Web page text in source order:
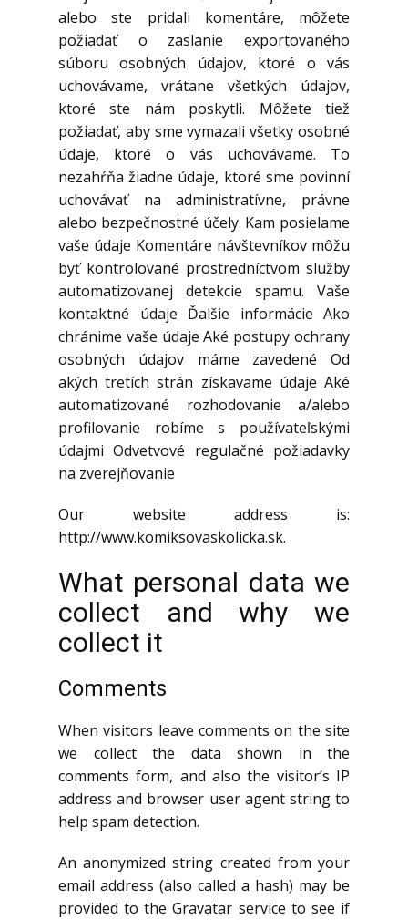
alebo ste pridali komentáre, môžete
požiadať o zaslanie exportovaného
súboru osobných údajov, ktoré o vás
uchovávame, vrátane všetkých údajov,
ktoré ste nám poskytli. Môžete tiež
požiadať, aby sme vymazali všetky osobné
údaje, ktoré o vás uchovávame. To
nezahŕňa žiadne údaje, ktoré sme povinní
uchovávať na administratívne, právne
alebo bezpečnostné účely. Kam posielame
vaše údaje Komentáre návštevníkov môžu
byť kontrolované prostredníctvom služby
automatizovanej detekcie spamu. Vaše
kontaktné údaje Ďalšie informácie Ako
chránime vaše údaje Aké postupy ochrany
osobných údajov máme zavedené Od
akých tretích strán získavame údaje Aké
automatizované rozhodovanie a/alebo
profilovanie robíme s používateľskými
údajmi Odvetvové regulačné požiadavky
na zverejňovanie
Our website address is:
http://www.komiksovaskolicka.sk.
What personal data we
collect and why we
collect it
Comments
When visitors leave comments on the site
we collect the data shown in the
comments form, and also the visitor’s IP
address and browser user agent string to
help spam detection.
An anonymized string created from your
email address (also called a hash) may be
provided to the Gravatar service to see if